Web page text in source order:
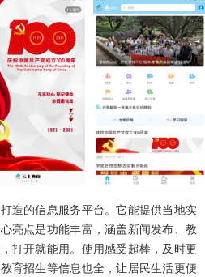
造的信息服务平台。它能提供当地实
亮点是功能丰富，涵盖新闻发布、教
打开就能用。使用感受超棒，及时更
育招生等信息也全，让居民生活更便